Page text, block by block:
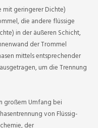
mit geringerer Dichte)
die andere flüssige
in der äußeren Schicht,
der Trommel
mittels entsprechender
um die Trennung
großem Umfang bei
von Flüssig-
der